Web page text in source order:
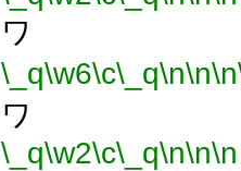
ワ
\_q\w6\c\_q\n\n\n
ワ
\_q\w2\c\_q\n\n\n